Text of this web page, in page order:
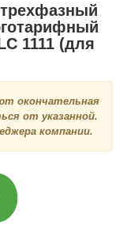
трехфазный
1111 (для
окончательная
от указанной.
компании.